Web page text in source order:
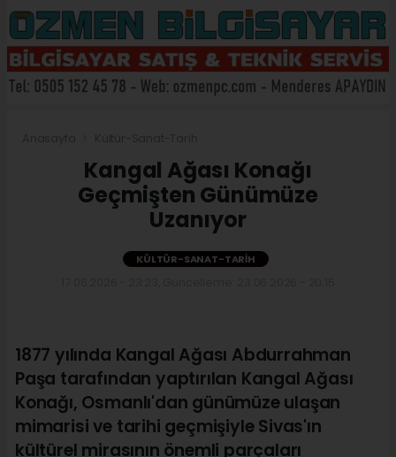
Kangal Ağası Konağı
Geçmişten Günümüze
Uzanıyor
KÜLTÜR-SANAT-TARIH
1877 yılında Kangal Ağası Abdurrahman
Paşa tarafından yaptırılan Kangal Ağası
Konağı, Osmanlı'dan günümüze ulaşan
mimarisi ve tarihi geçmişiyle Sivas'ın
kültürel mirasının önemli parçaları